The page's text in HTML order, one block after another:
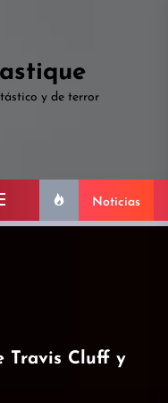
y de terror
Noticias
Travis Cluff y